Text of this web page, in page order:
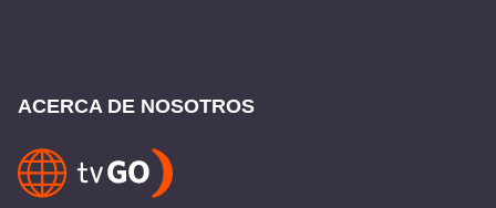
ACERCA DE NOSOTROS